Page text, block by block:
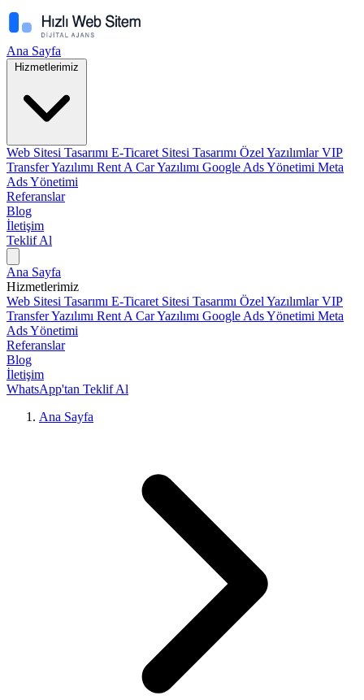
Ana Sayfa
Hizmetlerimiz
Web Sitesi Tasarımı E-Ticaret Sitesi Tasarımı Özel YazılımlarVIP
Transfer Yazılımı Rent A Car Yazılımı Google Ads Yönetimi Meta
Ads Yönetimi
Referanslar
Blog
İletişim
Teklif Al
Ana Sayfa
Hizmetlerimiz
Web Sitesi Tasarımı E-Ticaret Sitesi Tasarımı Özel YazılımlarVIP
Transfer Yazılımı Rent A Car Yazılımı Google Ads Yönetimi Meta
Ads Yönetimi
Referanslar
Blog
İletişim
WhatsApp'tan Teklif Al
Ana Sayfa